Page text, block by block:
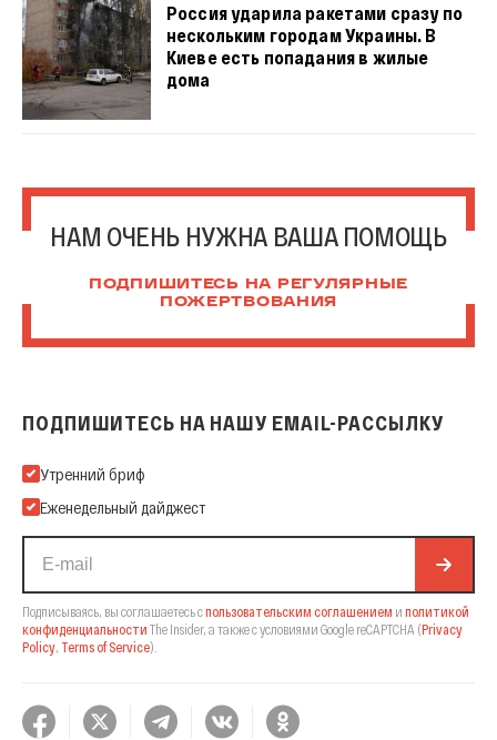
Россия ударила ракетами сразу по
нескольким городам Украины. В
Киеве есть попадания в жилые
дома
НАМ ОЧЕНЬ НУЖНА ВАША ПОМОЩЬ
ПОДПИШИТЕСЬ НА РЕГУЛЯРНЫЕ
ПОЖЕРТВОВАНИЯ
ПОДПИШИТЕСЬ НА НАШУ EMAIL-РАССЫЛКУ
Подпишитесь на нашу Email-рассылку
Утренний бриф
Еженедельный дайджест
Подписываясь, вы соглашаетесь спользовательским соглашением и политикой
конфиденциальности The Insider, а также с условиями Google reCAPTCHA (Privacy
Policy, Terms of Service).